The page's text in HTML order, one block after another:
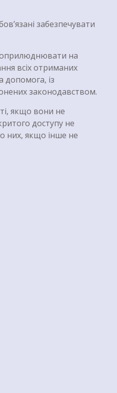
забезпечувати
оприлюднювати на
всіх отриманих
допомога, із
законодавством.
якщо вони не
доступу не
них, якщо інше не